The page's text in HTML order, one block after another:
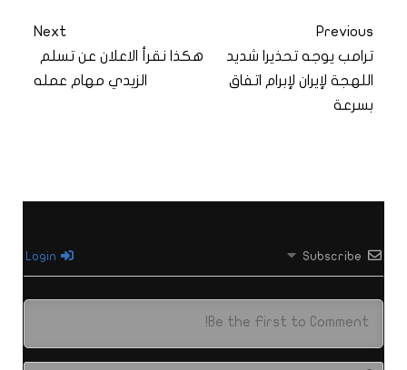
Previous
ترامب يوجه تحذيرا شديد
اللهجة لإيران لإبرام اتفاق
بسرعة
Next
هكذا نقرأ الاعلان عن تسلم
الزيدي مهام عمله
Subscribe